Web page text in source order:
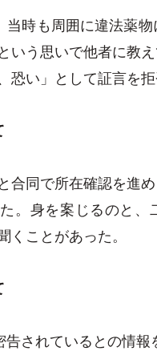
当時も周囲に違法薬
いう思いで他者に教
恐い」として証言を拒
合同で所在確認を進
。身を案じるのと
くことがあった。
されているとの情報